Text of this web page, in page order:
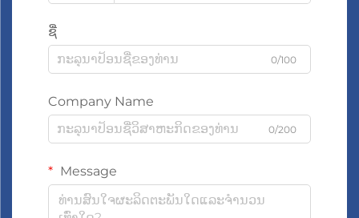
ຊື່
0/100
Company Name
0/200
Message